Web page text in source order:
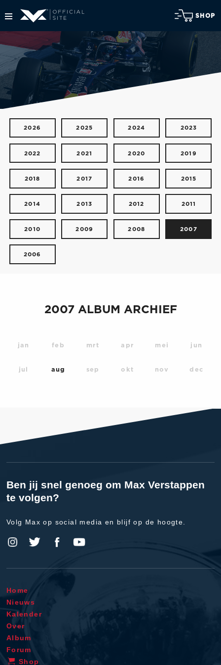
SHOP
2026 2025 2024 2023
2022 2021 2020 2019
2018 2017 2016 2015
2014 2013 2012 2011
2010 2009 2008 2007
2006
2007 ALBUM ARCHIEF
jan feb mrt apr mei jun
jul aug sep okt nov dec
Ben jij snel genoeg om Max Verstappen
te volgen?
Volg Max op social media en blijf op de hoogte.
Home
Nieuws
Kalender
Over
Album
Forum
Shop